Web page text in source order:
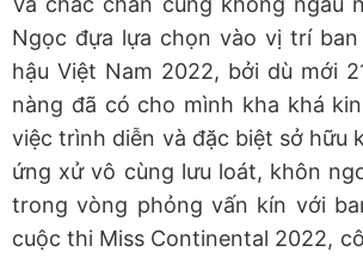
Ngọc đựa lựa chọn vào vị trí ban
hậu Việt Nam 2022, bởi dù mới
nàng đã có cho mình kha khá
việc trình diễn và đặc biệt sở hữu
ứng xử vô cùng lưu loát, khôn
trong vòng phỏng vấn kín với
cuộc thi Miss Continental 2022,